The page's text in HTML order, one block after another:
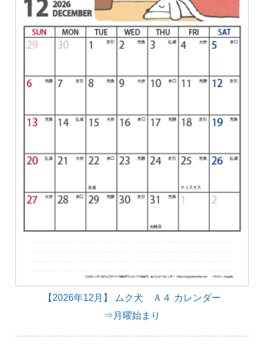
【2026年12月】 ムク犬 Ａ４ カレンダー
⇒月曜始まり